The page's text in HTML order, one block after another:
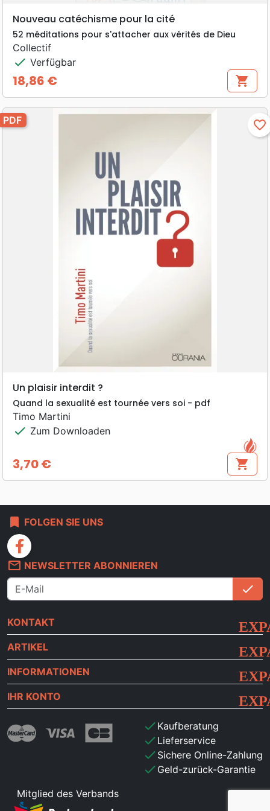
Nouveau catéchisme pour la cité
52 méditations pour s'attacher aux vérités de Dieu
Collectif
check Verfügbar
Preis
18,86 € shopping_cart
PDF favorite_border
Un plaisir interdit ?
Quand la sexualité est tournée vers soi - pdf
Timo Martini
check Zum Downloaden
Preis
3,70 € shopping_cart
bookmark FOLGEN SIE UNS
facebook
mail_outline NEWSLETTER ABONNIEREN
check
KONTAKT
ARTIKEL
INFORMATIONEN
IHR KONTO
check Kaufberatung
check Lieferservice
check Sichere Online-Zahlung
check Geld-zurück-Garantie
Mitglied des Verbands